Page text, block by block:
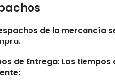
de la mercancía
de Entrega: Los tiempos